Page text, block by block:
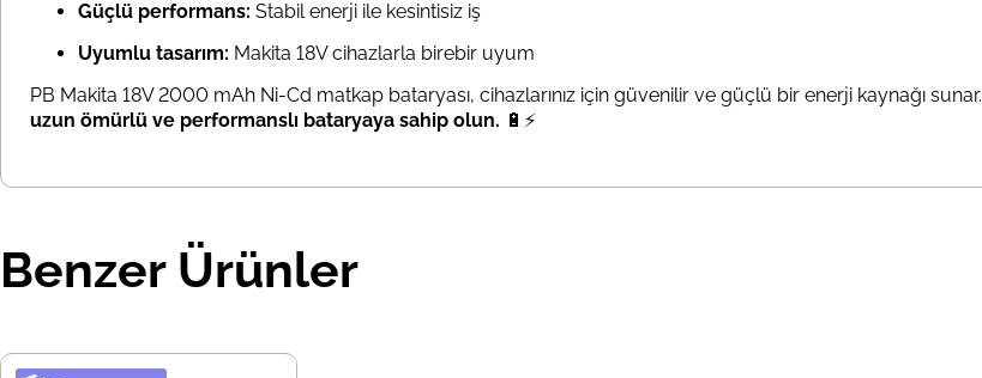
Güçlü performans: Stabil enerji ile kesintisiz iş
Uyumlu tasarım: Makita 18V cihazlarla birebir uyum
PB Makita 18V 2000 mAh Ni-Cd matkap bataryası, cihazlarınız için güvenilir ve güçlü bir enerji kaynağı sunar.
uzun ömürlü ve performanslı bataryaya sahip olun. 🔋⚡
Benzer Ürünler